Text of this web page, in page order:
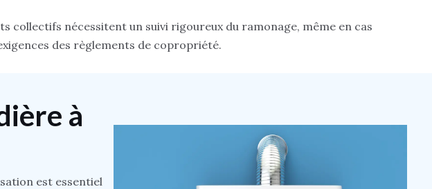
collectifs nécessitent un suivi rigoureux du ramonage, même en cas
des règlements de copropriété.
à
est essentiel